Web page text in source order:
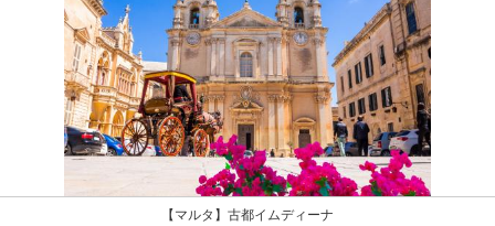
【マルタ】古都イムディーナ